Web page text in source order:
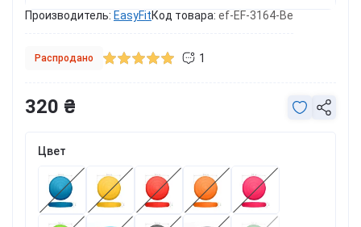
Производитель: EasyFitКод товара: ef-EF-3164-Be
Распродано 1
Цвет
320 ₴